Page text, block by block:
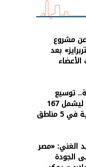
عن مشروع
بعد
الأعضاء
توسيع
التسجيل العيني ليشمل 167
مناطق
الغني: «مصر
الجودة